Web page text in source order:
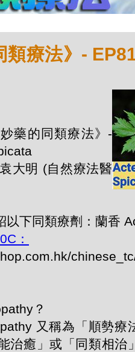
類療法》-
藥的同類療法》-
大明 (自然療法醫
以下同類療劑：蘭香
：
？
又稱為「順勢療
治癒」或「同類相治